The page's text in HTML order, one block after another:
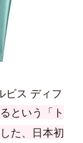
ビス ディフ
という「ト
た、日本初